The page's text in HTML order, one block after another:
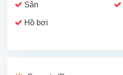
Sân
Hồ bơi